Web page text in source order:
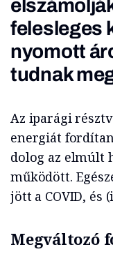
felesleges
nyomott
tudnak
Az iparági
energiát
dolog az elmúlt
működött.
jött a COVID,
Megváltozó